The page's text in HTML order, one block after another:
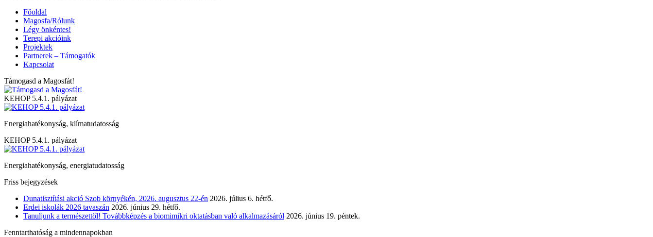
Főoldal
Magosfa/Rólunk
Légy önkéntes!
Terepi akcióink
Projektek
Partnerek – Támogatók
Kapcsolat
Támogasd a Magosfát!
KEHOP 5.4.1. pályázat
Energiahatékonyság, klímatudatosság
KEHOP 5.4.1. pályázat
Energiahatékonyság, energiatudatosság
Friss bejegyzések
Dunatisztítási akció Szob környékén, 2026. augusztus 22-én 2026. július 6. hétfő.
Erdei iskolák 2026 tavaszán 2026. június 29. hétfő.
Tanuljunk a természettől! Továbbképzés a biomimikri oktatásban való alkalmazásáról 2026. június 19. péntek.
Fenntarthatóság a mindennapokban